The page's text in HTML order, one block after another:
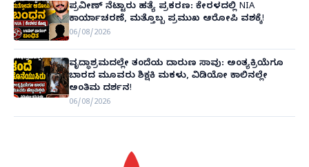
ಪ್ರವೀಣ್ ನೆಟ್ಟಾರು ಹತ್ಯೆ ಪ್ರಕರಣ: ಕೇರಳದಲ್ಲಿ NIA
ಕಾರ್ಯಾಚರಣೆ, ಮತ್ತೊಬ್ಬ ಪ್ರಮುಖ ಆರೋಪಿ ವಶಕ್ಕೆ!
06/08/2026
ವೃದ್ಧಾಶ್ರಮದಲ್ಲೇ ತಂದೆಯ ದಾರುಣ ಸಾವು: ಅಂತ್ಯಕ್ರಿಯೆಗೂ
ಬಾರದ ಮೂವರು ಶಿಕ್ಷಕಿ ಮಕಳು, ವಿಡಿಯೋ ಕಾಲಿನಲ್ಲೇ
ಅಂತಿಮ ದರ್ಶನ!
06/08/2026